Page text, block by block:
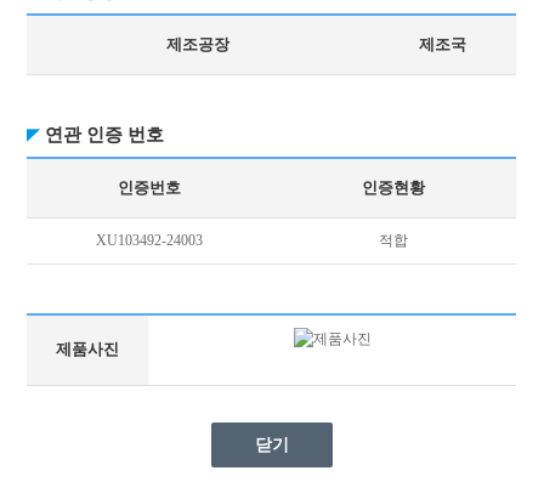
제조공장 제조국
연관 인증 번호
인증번호 인증현황
XU103492-24003 적합
제품사진
닫기